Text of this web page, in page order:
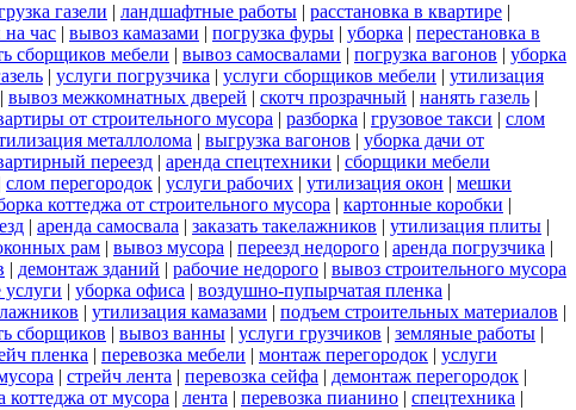
газели | ландшафтные работы | расстановка в квартире |
час | вывоз камазами | погрузка фуры | уборка | перестановка в
сборщиков мебели | вывоз самосвалами | погрузка вагонов | уборка
| услуги погрузчика | услуги сборщиков мебели | утилизация
| вывоз межкомнатных дверей | скотч прозрачный | нанять газель |
от строительного мусора | разборка | грузовое такси | слом
металлолома | выгрузка вагонов | уборка дачи от
переезд | аренда спецтехники | сборщики мебели
слом перегородок | услуги рабочих | утилизация окон | мешки
коттеджа от строительного мусора | картонные коробки |
| аренда самосвала | заказать такелажников | утилизация плиты |
рам | вывоз мусора | переезд недорого | аренда погрузчика |
| демонтаж зданий | рабочие недорого | вывоз строительного мусора
услуги | уборка офиса | воздушно-пупырчатая пленка |
| утилизация камазами | подъем строительных материалов |
сборщиков | вывоз ванны | услуги грузчиков | земляные работы |
пленка | перевозка мебели | монтаж перегородок | услуги
| стрейч лента | перевозка сейфа | демонтаж перегородок |
коттеджа от мусора | лента | перевозка пианино | спецтехника |